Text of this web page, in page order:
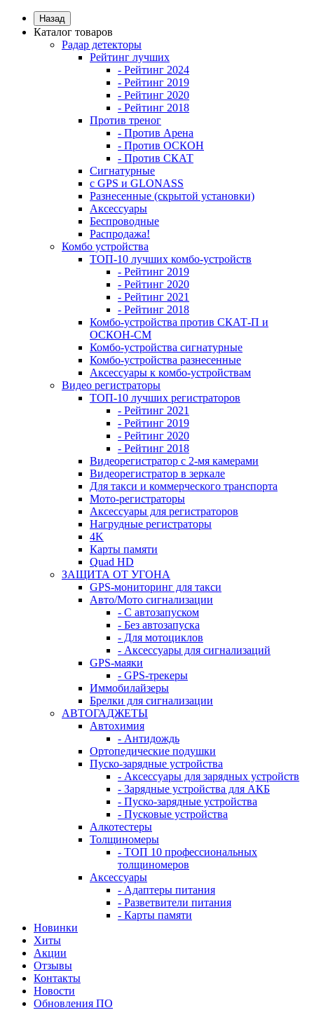
Назад
Каталог товаров
Радар детекторы
Рейтинг лучших
- Рейтинг 2024
- Рейтинг 2019
- Рейтинг 2020
- Рейтинг 2018
Против треног
- Против Арена
- Против ОСКОН
- Против СКАТ
Сигнатурные
с GPS и GLONASS
Разнесенные (скрытой установки)
Аксессуары
Беспроводные
Распродажа!
Комбо устройства
ТОП-10 лучших комбо-устройств
- Рейтинг 2019
- Рейтинг 2020
- Рейтинг 2021
- Рейтинг 2018
Комбо-устройства против СКАТ-П и
ОСКОН-СМ
Комбо-устройства сигнатурные
Комбо-устройства разнесенные
Аксессуары к комбо-устройствам
Видео регистраторы
ТОП-10 лучших регистраторов
- Рейтинг 2021
- Рейтинг 2019
- Рейтинг 2020
- Рейтинг 2018
Видеорегистратор с 2-мя камерами
Видеорегистратор в зеркале
Для такси и коммерческого транспорта
Мото-регистраторы
Аксессуары для регистраторов
Нагрудные регистраторы
4K
Карты памяти
Quad HD
ЗАЩИТА ОТ УГОНА
GPS-мониторинг для такси
Авто/Мото сигнализации
- С автозапуском
- Без автозапуска
- Для мотоциклов
- Аксессуары для сигнализаций
GPS-маяки
- GPS-трекеры
Иммобилайзеры
Брелки для сигнализации
АВТОГАДЖЕТЫ
Автохимия
- Антидождь
Ортопедические подушки
Пуско-зарядные устройства
- Аксессуары для зарядных устройств
- Зарядные устройства для АКБ
- Пуско-зарядные устройства
- Пусковые устройства
Алкотестеры
Толщиномеры
- ТОП 10 профессиональных
толщиномеров
Аксессуары
- Адаптеры питания
- Разветвители питания
- Карты памяти
Новинки
Хиты
Акции
Отзывы
Контакты
Новости
Обновления ПО